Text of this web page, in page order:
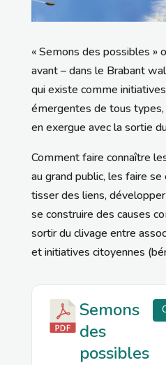
« Semons des possibles »
avant – dans le Brabant
qui existe comme
émergentes de tous types,
en exergue avec la sortie
Comment faire connaître
au grand public, les faire
tisser des liens,
se construire des causes
sortir du clivage entre
et initiatives citoyennes
Semons
des
possibles